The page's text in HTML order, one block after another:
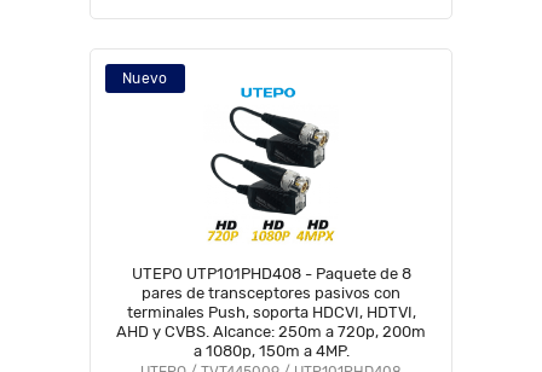
Nuevo
UTEPO UTP101PHD408 - Paquete de 8
pares de transceptores pasivos con
terminales Push, soporta HDCVI, HDTVI,
AHD y CVBS. Alcance: 250m a 720p, 200m
a 1080p, 150m a 4MP.